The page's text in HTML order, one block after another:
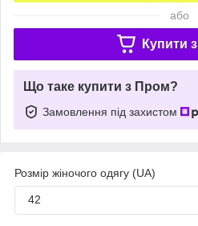
або
Купити з
Що таке купити з Пром?
Замовлення під захистом
Розмір жіночого одягу (UA)
42